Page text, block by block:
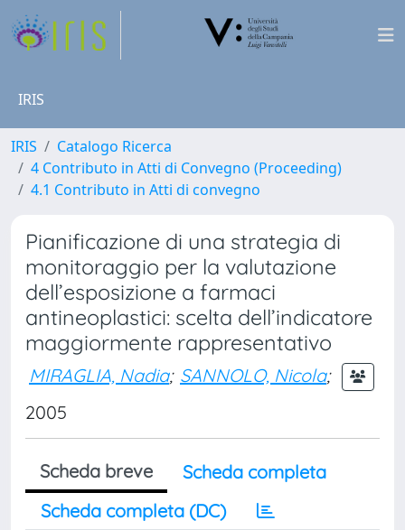
IRIS
IRIS
Catalogo Ricerca
4 Contributo in Atti di Convegno (Proceeding)
4.1 Contributo in Atti di convegno
Pianificazione di una strategia di
monitoraggio per la valutazione
dell’esposizione a farmaci
antineoplastici: scelta dell’indicatore
maggiormente rappresentativo
MIRAGLIA, Nadia; SANNOLO, Nicola;
2005
Scheda breve
Scheda completa
Scheda completa (DC)